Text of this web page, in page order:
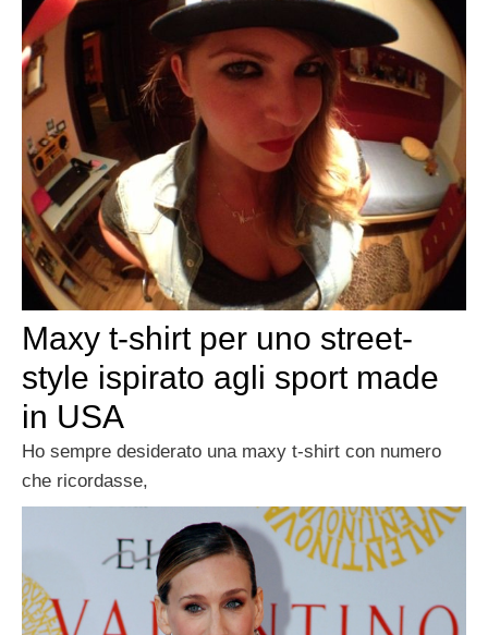
Maxy t-shirt per uno street-
style ispirato agli sport made
in USA
Ho sempre desiderato una maxy t-shirt con numero
che ricordasse,